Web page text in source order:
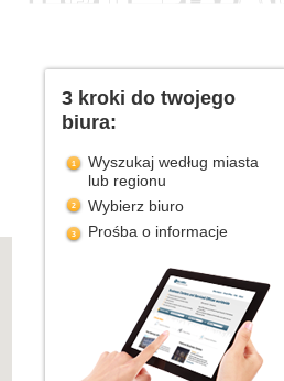
3 kroki do twojego
biura:
Wyszukaj według miasta
lub regionu
Wybierz biuro
Prośba o informacje